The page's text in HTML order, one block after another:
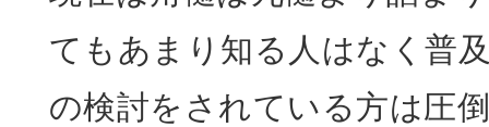
てもあまり知る人はなく普
の検討をされている方は圧